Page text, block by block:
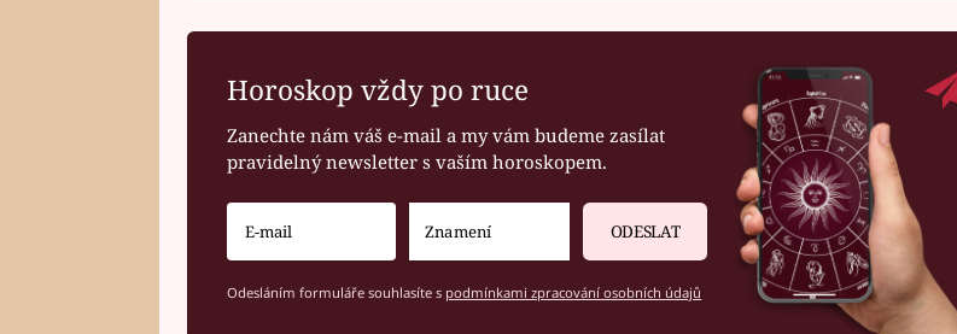
Horoskop vždy po ruce
Zanechte nám váš e-mail a my vám budeme zasílat
pravidelný newsletter s vaším horoskopem.
ODESLAT
Odesláním formuláře souhlasíte s podmínkami zpracování osobních údajů